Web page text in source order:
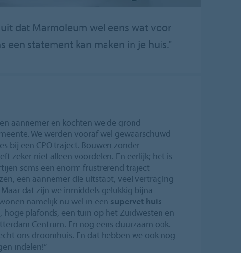
dat Marmoleum wel eens wat voor
een statement kan maken in je huis."
aannemer en kochten we de grond
We werden vooraf wel gewaarschuwd
bij een CPO traject. Bouwen zonder
zeker niet alleen voordelen. En eerlijk; het is
soms een enorm frustrerend traject
een aannemer die uitstapt, veel vertraging
dat zijn we inmiddels gelukkig bijna
namelijk nu wel in een supervet huis
hoge plafonds, een tuin op het Zuidwesten en
Centrum. En nog eens duurzaam ook.
ons droomhuis. En dat hebben we ook nog
indelen!”